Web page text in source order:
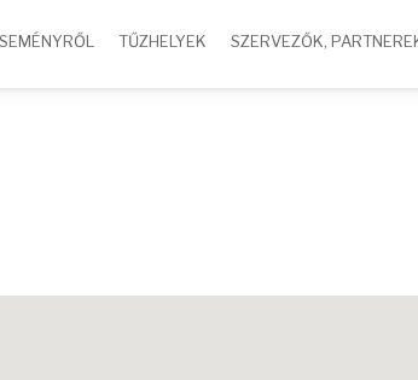
TŰZHELYEK SZERVEZŐK,